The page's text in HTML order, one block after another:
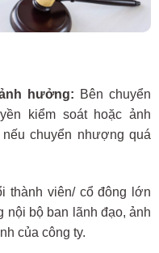
hưởng: Bên chuyển
kiểm soát hoặc ảnh
chuyển nhượng quá
thành viên/ cổ đông lớn
nội bộ ban lãnh đạo, ảnh
của công ty.